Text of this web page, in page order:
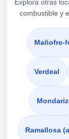
a 4.55 Km
Avenida
PORRIÑO (O),
36311
Q8
a 4.73 Km
Carretera Po
ATIOS,
Explora otras
combustible y
Mañofre-
Verdeal
Ramallosa